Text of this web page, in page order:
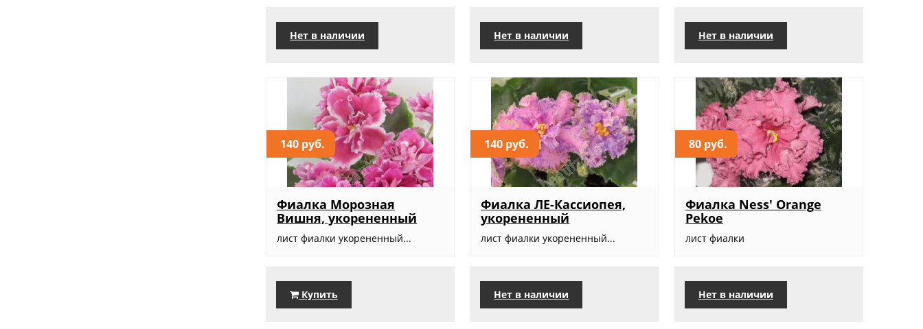
Нет в наличии Нет в наличии Нет в наличии
140 руб.
Фиалка Морозная
Вишня, укорененный
лист фиалки укорененный...
Купить
140 руб.
Фиалка ЛЕ-Кассиопея,
укорененный
лист фиалки укорененный...
Нет в наличии
80 руб.
Фиалка Ness' Orange
Pekoe
лист фиалки
Нет в наличии